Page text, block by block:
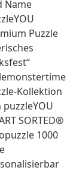
Name
Puzzle
Kollektion
puzzleYOU
SORTED®
1000